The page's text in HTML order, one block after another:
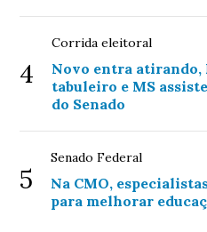
4
Corrida eleitoral
Novo entra
tabuleiro e MS
do Senado
5
Senado Federal
Na CMO,
para melhorar